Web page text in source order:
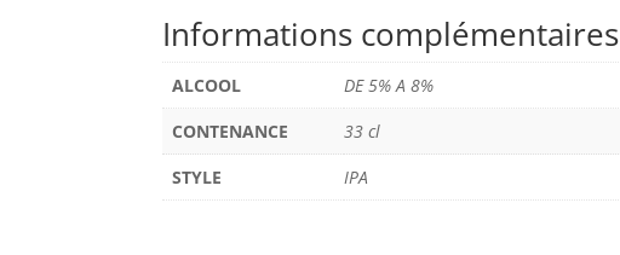
Informations complémentaires
ALCOOL
DE 5% A 8%
CONTENANCE
33 cl
STYLE
IPA